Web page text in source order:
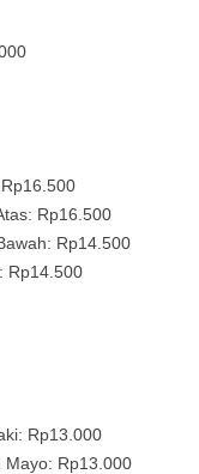
Rp16.500
Rp14.500
Rp14.500
Rp13.000
Mayo: Rp13.000